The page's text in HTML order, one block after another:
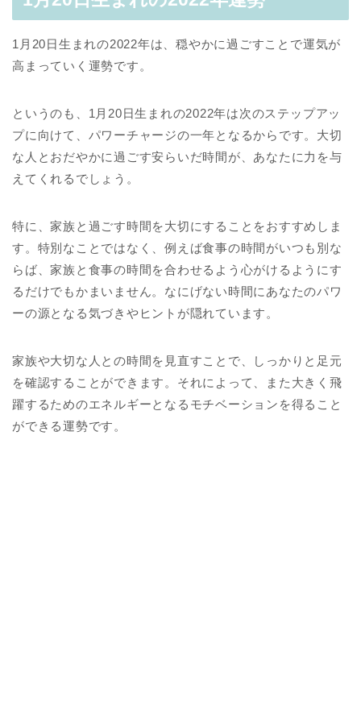
1月20日生まれの2022年は、穏やかに過ごすことで運気が
高まっていく運勢です。
というのも、1月20日生まれの2022年は次のステップアッ
プに向けて、パワーチャージの一年となるからです。大切
な人とおだやかに過ごす安らいだ時間が、あなたに力を与
えてくれるでしょう。
特に、家族と過ごす時間を大切にすることをおすすめしま
す。特別なことではなく、例えば食事の時間がいつも別な
らば、家族と食事の時間を合わせるよう心がけるようにす
るだけでもかまいません。なにげない時間にあなたのパワ
ーの源となる気づきやヒントが隠れています。
家族や大切な人との時間を見直すことで、しっかりと足元
を確認することができます。それによって、また大きく飛
躍するためのエネルギーとなるモチベーションを得ること
ができる運勢です。